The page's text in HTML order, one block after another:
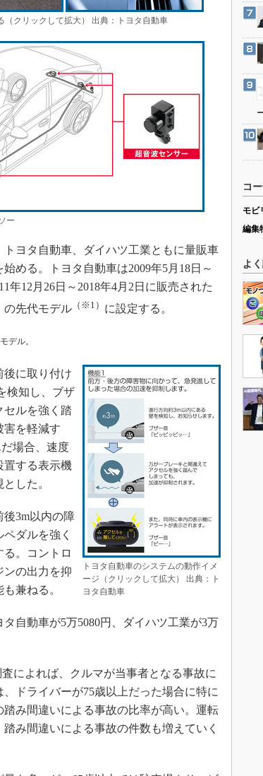
知財マネジメント
海外生産
グローバル設計・開発
制御セキュリティ
新型コロナへの対応
クリックして拡大） 出典：トヨタ自動車
ー
ヨタ自動車、ダイハツ工業ともに量販車
める。トヨタ自動車は2009年5月18日～
年12月26日～2018年4月2日に販売された
の先代モデル （※1） に設定する。
デル。
トヨタ自動車のシステムの動作イメ
ージ（クリックして拡大） 出典：ト
ヨタ自動車
に取り付け
検知し、ブザ
セルを強く踏
害を軽減す
場合、速度
置する表示機
した。
3m以内の障
ダルを強く
。コントロ
ンの出力を抑
兼ねる。
自動車が5万5080円、ダイハツ工業が3万
によれば、クルマが当事者となる事故に
ドライバーが75歳以上だった場合に特に
み間違いによる事故の比率が高い。運転
み間違いによる事故の件数も増えていく
コ
モビ
編集
よ